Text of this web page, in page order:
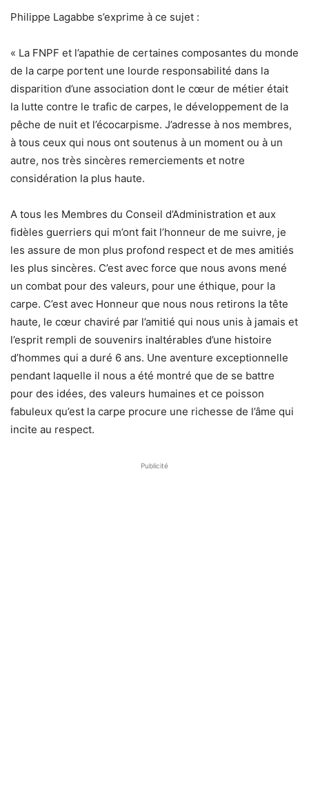
Philippe Lagabbe s’exprime à ce sujet :
« La FNPF et l’apathie de certaines composantes du monde
de la carpe portent une lourde responsabilité dans la
disparition d’une association dont le cœur de métier était
la lutte contre le trafic de carpes, le développement de la
pêche de nuit et l’écocarpisme. J’adresse à nos membres,
à tous ceux qui nous ont soutenus à un moment ou à un
autre, nos très sincères remerciements et notre
considération la plus haute.
A tous les Membres du Conseil d’Administration et aux
fidèles guerriers qui m’ont fait l’honneur de me suivre, je
les assure de mon plus profond respect et de mes amitiés
les plus sincères. C’est avec force que nous avons mené
un combat pour des valeurs, pour une éthique, pour la
carpe. C’est avec Honneur que nous nous retirons la tête
haute, le cœur chaviré par l’amitié qui nous unis à jamais et
l’esprit rempli de souvenirs inaltérables d’une histoire
d’hommes qui a duré 6 ans. Une aventure exceptionnelle
pendant laquelle il nous a été montré que de se battre
pour des idées, des valeurs humaines et ce poisson
fabuleux qu’est la carpe procure une richesse de l’âme qui
incite au respect.
Publicité